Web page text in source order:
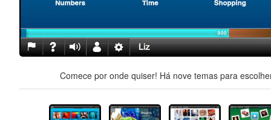
Comece por onde quiser! Há nove temas para